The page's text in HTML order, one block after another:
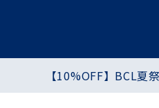
【10%OFF】BCL夏